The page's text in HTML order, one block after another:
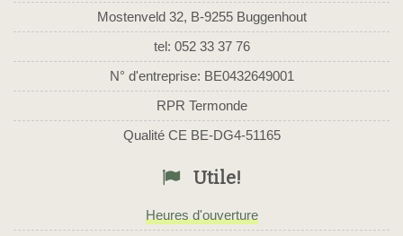
Mostenveld 32, B-9255 Buggenhout
tel: 052 33 37 76
N° d'entreprise: BE0432649001
RPR Termonde
Qualité CE BE-DG4-51165
Utile!
Heures d'ouverture